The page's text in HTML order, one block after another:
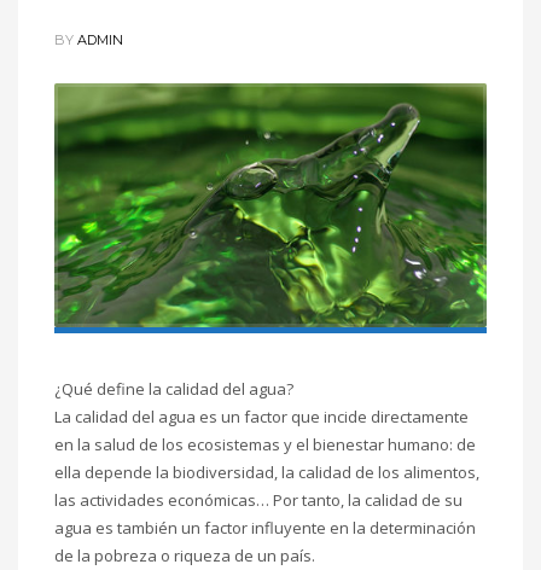
BY ADMIN
¿Qué define la calidad del agua?
La calidad del agua es un factor que incide directamente
en la salud de los ecosistemas y el bienestar humano: de
ella depende la biodiversidad, la calidad de los alimentos,
las actividades económicas… Por tanto, la calidad de su
agua es también un factor influyente en la determinación
de la pobreza o riqueza de un país.